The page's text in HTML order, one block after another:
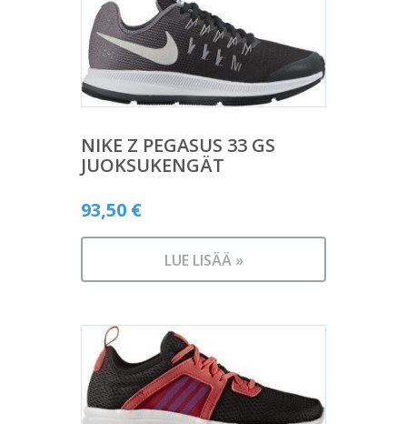
NIKE Z PEGASUS 33 GS
JUOKSUKENGÄT
93,50 €
LUE LISÄÄ »